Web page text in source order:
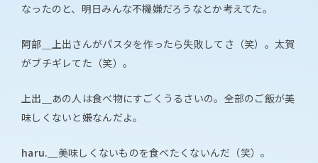
なったのと、明日みんな不機嫌だろうなとか考えてた。
阿部＿
上出さんがパスタを作ったら失敗してさ（笑）。太賀
がブチギレてた（笑）。
上出＿
あの人は食べ物にすごくうるさいの。全部のご飯が美
味しくないと嫌なんだよ。
haru.＿ 美味しくないものを食べたくないんだ（笑）。